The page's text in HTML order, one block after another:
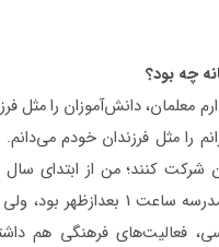
چه بود؟
معلمان، دانش‌آموزان را مثل
را مثل فرزندان خودم می‌دانم.
شرکت کنند؛ من از ابتدای
فعالیت‌های فرهنگی هم